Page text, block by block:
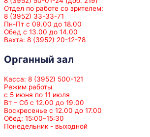
Отдел по работе со зрителем:
8 (3952) 33-33-71
Пн-Пт с 09.00 до 18.00
Обед с 13.00 до 14.00
Вахта: 8 (3952) 20-12-78
Органный зал
Касса: 8 (3952) 500-121
Режим работы
с 5 июня по 11 июля
Вт – Сб с 12.00 до 19.00
Воскресенье с 12.00 до 17.00
Обед: 15:00–15:30
Понедельник - выходной